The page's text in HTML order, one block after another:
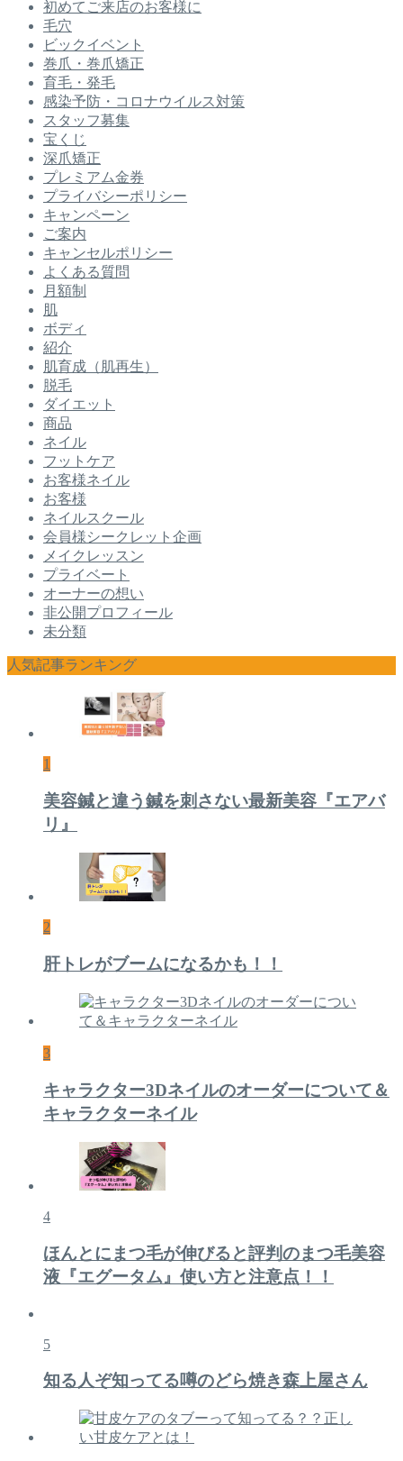
初めてご来店のお客様に
毛穴
ビックイベント
巻爪・巻爪矯正
育毛・発毛
感染予防・コロナウイルス対策
スタッフ募集
宝くじ
深爪矯正
プレミアム金券
プライバシーポリシー
キャンペーン
ご案内
キャンセルポリシー
よくある質問
月額制
肌
ボディ
紹介
肌育成（肌再生）
脱毛
ダイエット
商品
ネイル
フットケア
お客様ネイル
お客様
ネイルスクール
会員様シークレット企画
メイクレッスン
プライベート
オーナーの想い
非公開プロフィール
未分類
人気記事ランキング
1
美容鍼と違う鍼を刺さない最新美容『エアバ
リ』
2
肝トレがブームになるかも！！
3
キャラクター3Dネイルのオーダーについて＆
キャラクターネイル
4
ほんとにまつ毛が伸びると評判のまつ毛美容
液『エグータム』使い方と注意点！！
5
知る人ぞ知ってる噂のどら焼き森上屋さん